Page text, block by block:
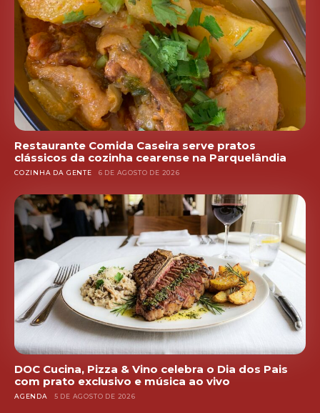
Restaurante Comida Caseira serve pratos
clássicos da cozinha cearense na Parquelândia
COZINHA DA GENTE 6 DE AGOSTO DE 2026
DOC Cucina, Pizza & Vino celebra o Dia dos Pais
com prato exclusivo e música ao vivo
AGENDA 5 DE AGOSTO DE 2026